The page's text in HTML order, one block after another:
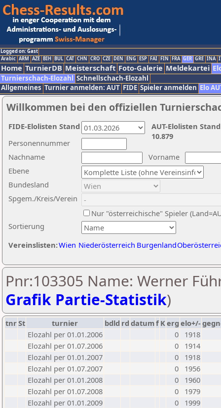
Logged on: Gast
Arabic ARM AZE BIH BUL CAT CHN CRO CZE DEN ENG ESP FAI FIN FRA GER GRE INA
Home TurnierDB Meisterschaft Foto-Galerie Meldekartei
Turnierschach-Elozahl Schnellschach-Elozahl
Allgemeines Turnier anmelden: AUT FIDE Spieler anmelden Elo
Willkommen bei den offiziellen
Nachname
Vorname
Ebene
Sortierung
Personennummer
Bundesland
Spgem./Kreis/Verein
Nur "österreichische" Spieler
Vereinslisten:Wien Niederösterreich Burgenland
AUT-Elolisten
10.879
FIDE-Elolisten Stand
Pnr:103305 Name: Werner
Grafik Partie-Statistik)
tnrSt turnier bdld rd datumf Kerg elo+/-
Elozahl per 01.01.2006
0
1918
Elozahl per 01.07.2006
0
1914
Elozahl per 01.01.2007
0
1918
Elozahl per 01.07.2007
0
1956
Elozahl per 01.01.2008
0
1960
Elozahl per 01.07.2008
0
1979
Elozahl per 01.01.2009
0
1999